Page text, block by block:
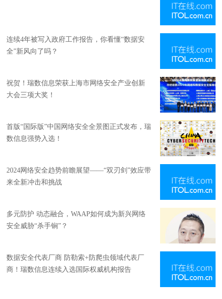
连续4年被写入政府工作报告，你看懂“数据安
全”新风向了吗？
祝贺！瑞数信息荣获上海市网络安全产业创新
大会三项大奖！
首版“国际版”中国网络安全全景图正式发布，瑞
数信息强势入选！
2024网络安全趋势前瞻展望——“双刃剑”效应带
来全新冲击和挑战
多元防护 动态融合，WAAP如何成为新兴网络
安全威胁“杀手锏”？
数据安全代表厂商 防勒索+防爬虫领域代表厂
商！瑞数信息连续入选国际权威机构报告